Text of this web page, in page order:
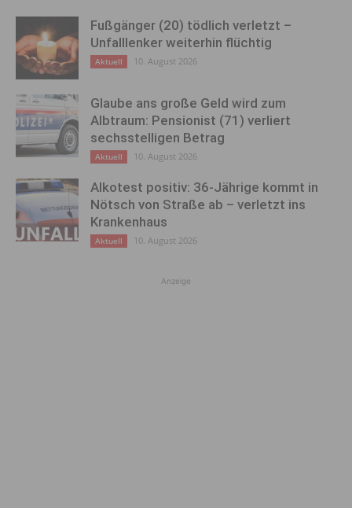
Fußgänger (20) tödlich verletzt –
Unfalllenker weiterhin flüchtig
Aktuell 10. August 2026
Glaube ans große Geld wird zum
Albtraum: Pensionist (71) verliert
sechsstelligen Betrag
Aktuell 10. August 2026
Alkotest positiv: 36-Jährige kommt in
Nötsch von Straße ab – verletzt ins
Krankenhaus
Aktuell 10. August 2026
Anzeige